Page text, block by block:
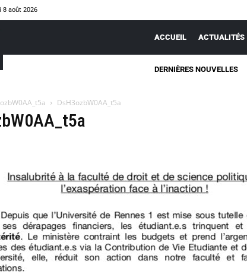
8 août 2026
ACCUEIL ACTUALITÉS
DERNIÈRES NOUVELLES
DsH3ozbW0AA_t5a